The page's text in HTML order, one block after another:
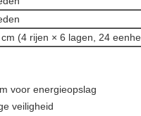
cm (4 rijen × 6 lagen, 24
voor energieopslag
veiligheid